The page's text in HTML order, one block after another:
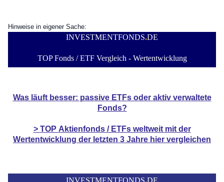
Hinweise in eigener Sache:
INVESTMENTFONDS.DE
TOP Fonds / ETF Vergleich - Wertentwicklung
Was läuft besser: passive ETFs oder aktiv verwaltete
Fonds?
> TOP Aktienfonds / ETFsweltweit mit der
Wertentwicklung der letzten 3 Jahre hier vergleichen